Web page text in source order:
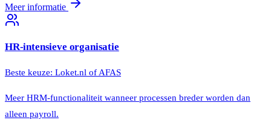
Meer informatie
HR-intensieve organisatie
Beste keuze: Loket.nl of AFAS
Meer HRM-functionaliteit wanneer processen breder worden dan
alleen payroll.